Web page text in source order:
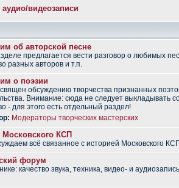
видеозаписи
об авторской песне
предлагается вести разговор о любимых
разных авторов и т.п.
о поэзии
обсуждению творчества признанных
Внимание: сюда не следует выкладывать
- для этого есть отдельный раздел!
Модераторы творческих мастерских
Московского КСП
всё связанное с историей Московского
форум
качество звука, техника, видео- и